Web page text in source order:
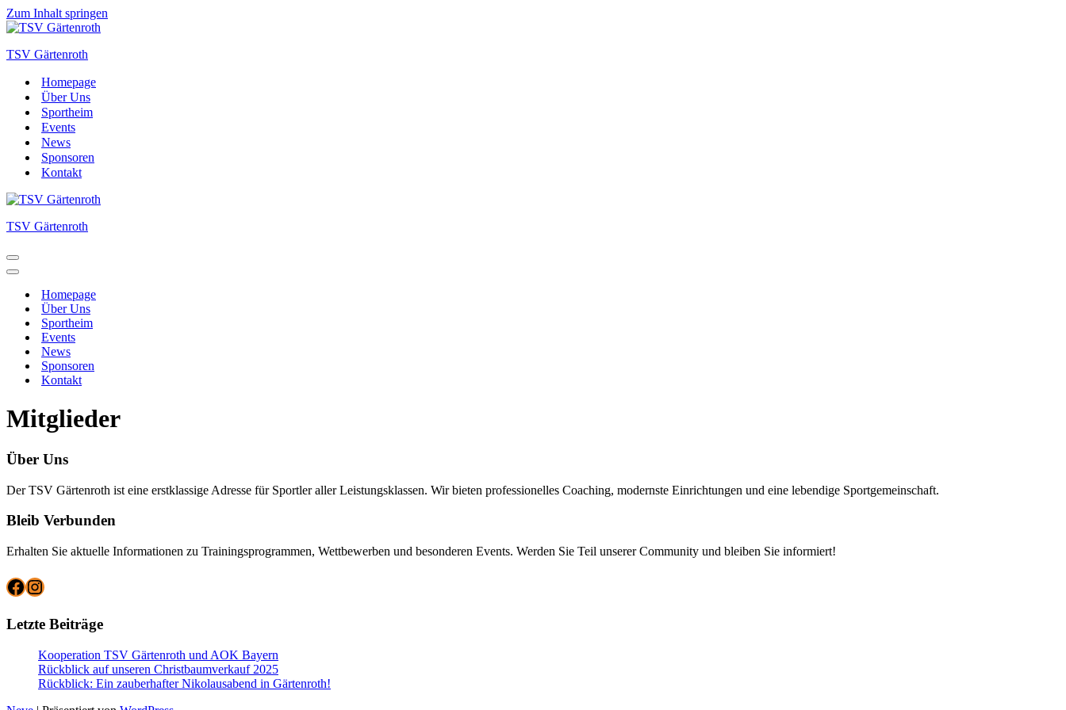
Zum Inhalt springen
TSV Gärtenroth
Homepage
Über Uns
Sportheim
Events
News
Sponsoren
Kontakt
TSV Gärtenroth
Navigationsmenü
Navigationsmenü
Homepage
Über Uns
Sportheim
Events
News
Sponsoren
Kontakt
Mitglieder
Über Uns
Der TSV Gärtenroth ist eine erstklassige Adresse für Sportler aller Leistungsklassen. Wir bieten professionelles Coaching, modernste Einrichtungen und eine lebendige Sportgemeinschaft.
Bleib Verbunden
Erhalten Sie aktuelle Informationen zu Trainingsprogrammen, Wettbewerben und besonderen Events. Werden Sie Teil unserer Community und bleiben Sie informiert!
Facebook
Instagram
Letzte Beiträge
Kooperation TSV Gärtenroth und AOK Bayern
Rückblick auf unseren Christbaumverkauf 2025
Rückblick: Ein zauberhafter Nikolausabend in Gärtenroth!